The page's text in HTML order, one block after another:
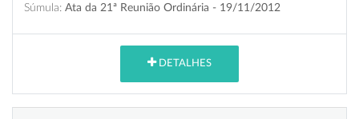
Súmula: Ata da 21ª Reunião Ordinária - 19/11/2012
DETALHES